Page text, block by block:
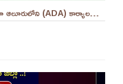
MPEO తమ సమస్యల పరిష్కారం కోరుతూ ఆలూరులోని (ADA) కార్యాలయం ఎదుట దీక్ష ||YES 9TV #kurnool